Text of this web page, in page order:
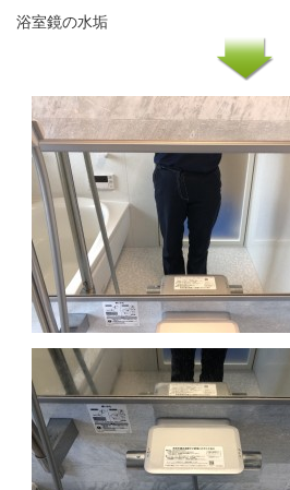
浴室鏡の水垢